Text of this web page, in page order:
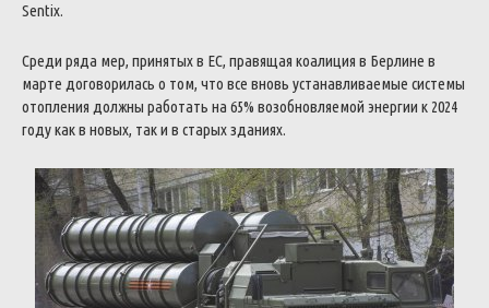
Sentix.
Среди ряда мер, принятых в ЕС, правящая коалиция в Берлине в
марте договорилась о том, что все вновь устанавливаемые системы
отопления должны работать на 65% возобновляемой энергии к 2024
году как в новых, так и в старых зданиях.